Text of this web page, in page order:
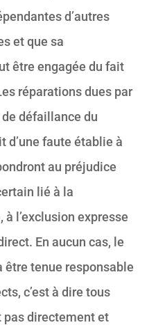
d’autres
et que sa
être engagée du fait
réparations dues par
défaillance du
d’une faute établie à
au préjudice
lié à la
l’exclusion expresse
En aucun cas, le
être tenue responsable
c’est à dire tous
pas directement et